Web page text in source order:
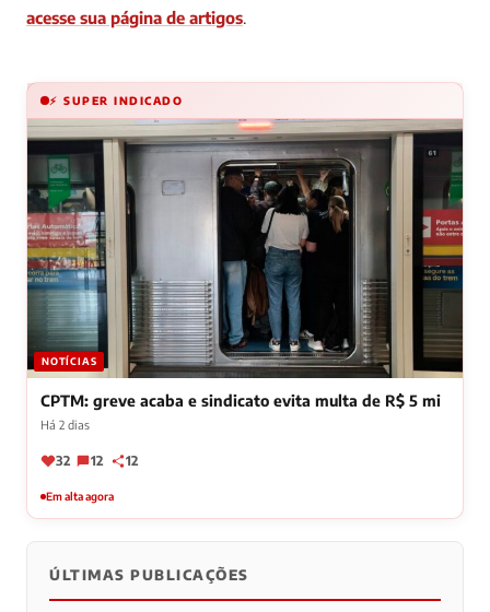
acesse sua página de artigos
⚡ SUPER INDICADO
NOTÍCIAS
CPTM: greve acaba e sindicato evita multa de R$ 5 mi
Há 2 dias
32 12 12
Em alta agora
ÚLTIMAS PUBLICAÇÕES